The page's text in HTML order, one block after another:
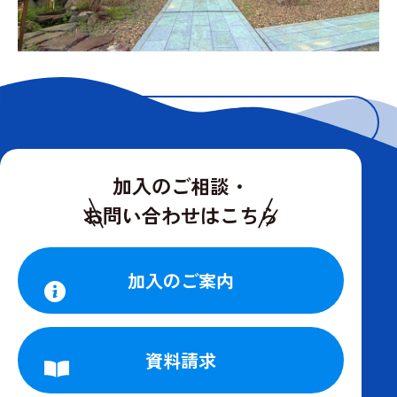
加入のご相談・
お問い合わせはこちら
加入のご案内
資料請求